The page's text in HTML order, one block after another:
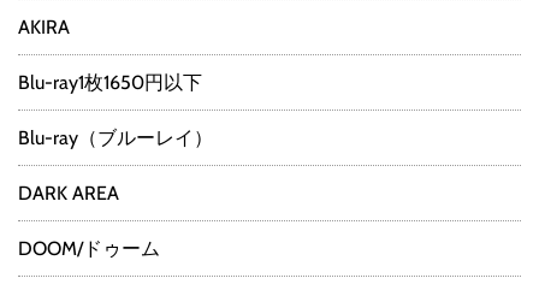
AKIRA
Blu-ray1枚1650円以下
Blu-ray（ブルーレイ）
DARK AREA
DOOM/ドゥーム